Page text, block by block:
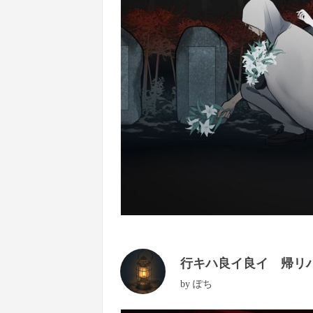
行キハ良イ良イ 帰リ
by ぽち